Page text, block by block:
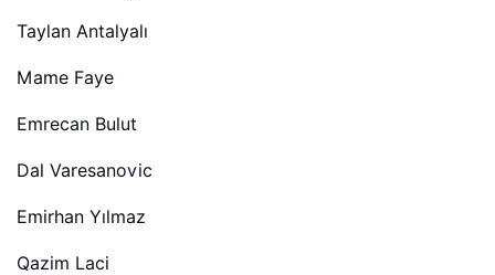
Taylan Antalyalı
Mame Faye
Emrecan Bulut
Dal Varesanovic
Emirhan Yılmaz
Qazim Laci